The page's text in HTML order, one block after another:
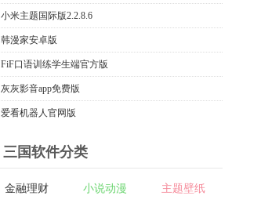
小米主题国际版2.2.8.6
韩漫家安卓版
FiF口语训练学生端官方版
灰灰影音app免费版
爱看机器人官网版
三国软件分类
金融理财 小说动漫 主题壁纸